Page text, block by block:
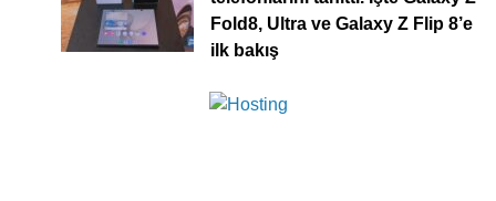
Fold8, Ultra ve Galaxy Z Flip 8’e
ilk bakış